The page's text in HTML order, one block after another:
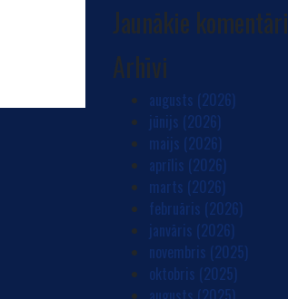
Jaunākie komentāri
Arhīvi
augusts (2026)
jūnijs (2026)
maijs (2026)
aprīlis (2026)
marts (2026)
februāris (2026)
janvāris (2026)
novembris (2025)
oktobris (2025)